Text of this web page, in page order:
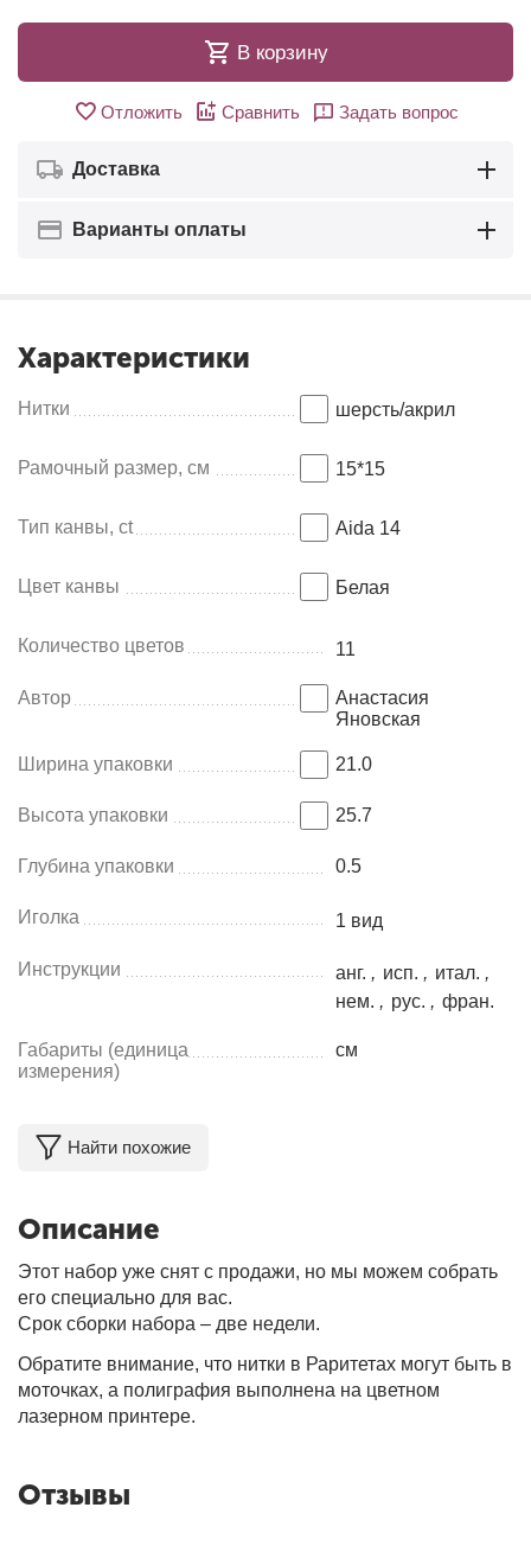
В корзину
Отложить Сравнить Задать вопрос
Доставка
Варианты оплаты
Характеристики
Нитки шерсть/акрил
Рамочный размер, см 15*15
Тип канвы, ct Aida 14
Цвет канвы Белая
Количество цветов 11
Автор
Анастасия
Яновская
Ширина упаковки 21.0
Высота упаковки 25.7
Глубина упаковки 0.5
Иголка 1 вид
Инструкции анг. , исп. , итал. ,
нем. , рус. , фран.
Габариты (единица
измерения)
см
Найти похожие
Описание
Этот набор уже снят с продажи, но мы можем собрать
его специально для вас.
Срок сборки набора – две недели.
Обратите внимание, что нитки в Раритетах могут быть в
моточках, а полиграфия выполнена на цветном
лазерном принтере.
Отзывы